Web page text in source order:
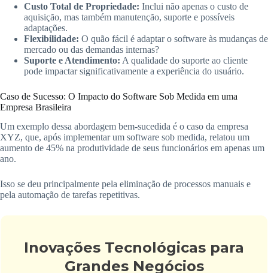
Custo Total de Propriedade: Inclui não apenas o custo de
aquisição, mas também manutenção, suporte e possíveis
adaptações.
Flexibilidade: O quão fácil é adaptar o software às mudanças de
mercado ou das demandas internas?
Suporte e Atendimento: A qualidade do suporte ao cliente
pode impactar significativamente a experiência do usuário.
Caso de Sucesso: O Impacto do Software Sob Medida em uma
Empresa Brasileira
Um exemplo dessa abordagem bem-sucedida é o caso da empresa
XYZ, que, após implementar um software sob medida, relatou um
aumento de 45% na produtividade de seus funcionários em apenas um
ano.
Isso se deu principalmente pela eliminação de processos manuais e
pela automação de tarefas repetitivas.
Inovações Tecnológicas para
Grandes Negócios